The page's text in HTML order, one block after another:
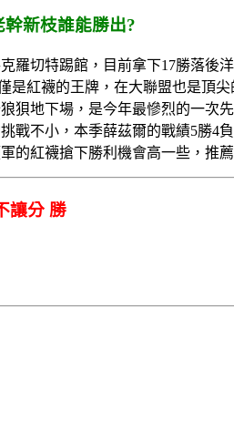
新枝誰能勝出?
羅切特踢館，目前拿下17勝落後
是紅襪的王牌，在大聯盟也是頂
狽地下場，是今年最慘烈的一
戰不小，本季薛茲爾的戰績5勝4
的紅襪搶下勝利機會高一些，推
讓分 勝